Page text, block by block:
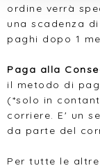
ordine verrà
una scadenza
paghi dopo 1
Paga alla
il metodo di
(*solo in
corriere. E' un
da parte del
Per tutte le